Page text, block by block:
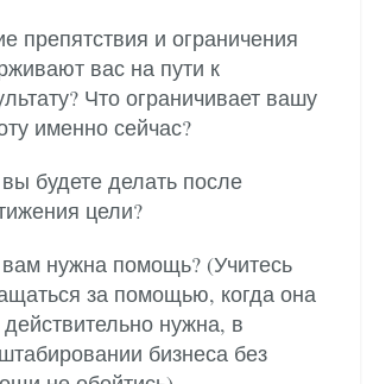
препятствия и ограничения
вас на пути к
Что ограничивает вашу
именно сейчас?
будете делать после
цели?
нужна помощь? (Учитесь
за помощью, когда она
нужна, в
бизнеса без